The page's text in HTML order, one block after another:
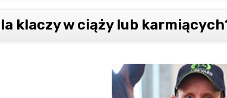
klaczy w ciąży lub